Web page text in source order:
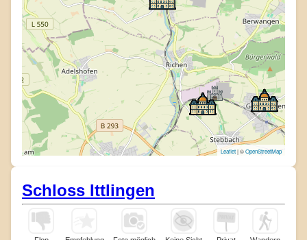
Leaflet| ©OpenStreetMap
Schloss Ittlingen